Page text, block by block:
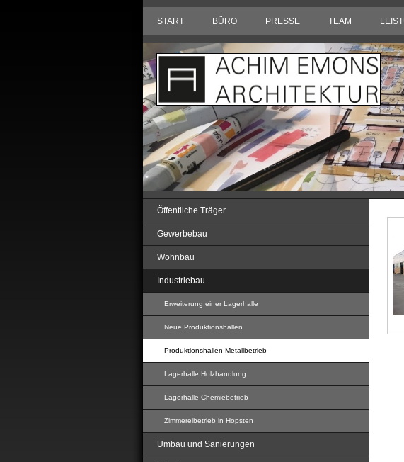
START BÜRO PRESSE TEAM
Öffentliche Träger
Gewerbebau
Wohnbau
Industriebau
Erweiterung einer Lagerhalle
Neue Produktionshallen
Produktionshallen Metallbetrieb
Lagerhalle Holzhandlung
Lagerhalle Chemiebetrieb
Zimmereibetrieb in Hopsten
Umbau und Sanierungen